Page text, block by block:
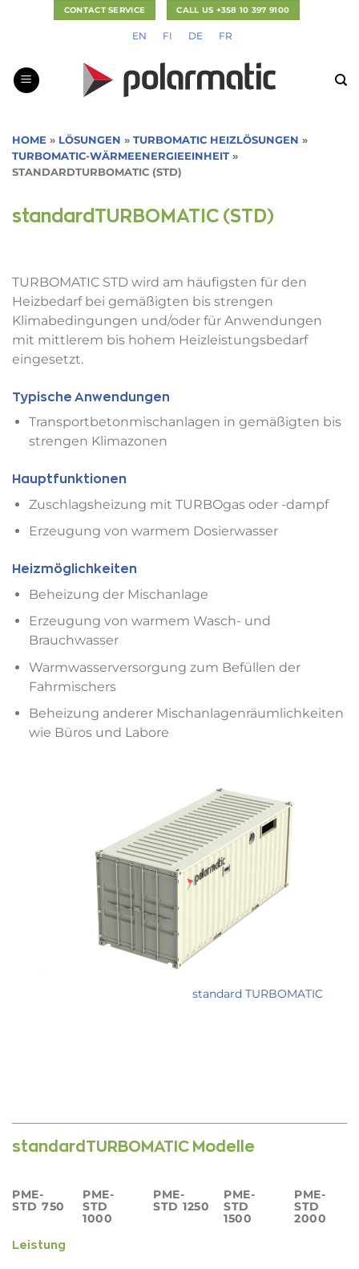
CONTACT SERVICE CALL US +358 10 397 9100
EN FI DE FR
HOME » LÖSUNGEN » TURBOMATIC HEIZLÖSUNGEN »
TURBOMATIC-WÄRMEENERGIEEINHEIT »
STANDARDTURBOMATIC (STD)
standardTURBOMATIC (STD)
TURBOMATIC STD wird am häufigsten für den
Heizbedarf bei gemäßigten bis strengen
Klimabedingungen und/oder für Anwendungen
mit mittlerem bis hohem Heizleistungsbedarf
eingesetzt.
Typische Anwendungen
Transportbetonmischanlagen in gemäßigten bis
strengen Klimazonen
Hauptfunktionen
Zuschlagsheizung mit TURBOgas oder -dampf
Erzeugung von warmem Dosierwasser
Heizmöglichkeiten
Beheizung der Mischanlage
Erzeugung von warmem Wasch- und
Brauchwasser
Warmwasserversorgung zum Befüllen der
Fahrmischers
Beheizung anderer Mischanlagenräumlichkeiten
wie Büros und Labore
standard TURBOMATIC
standardTURBOMATIC Modelle
PME-
STD 750
PME-
STD
1000
PME-
STD 1250
PME-
STD
1500
PME-
STD
2000
Leistung